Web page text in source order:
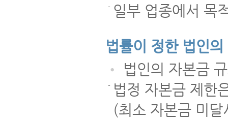
- 일부 업종에서 목
법률이 정한 법인
•
법인의 자본금
- 법정 자본금 제한
(최소 자본금 미